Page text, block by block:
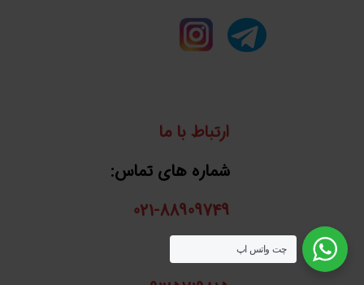
ارتباط با ما
شماره های تماس:
021-88909749
چت واتس اپ